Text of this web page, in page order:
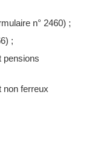
n° 2460) ;
;
pensions
non ferreux